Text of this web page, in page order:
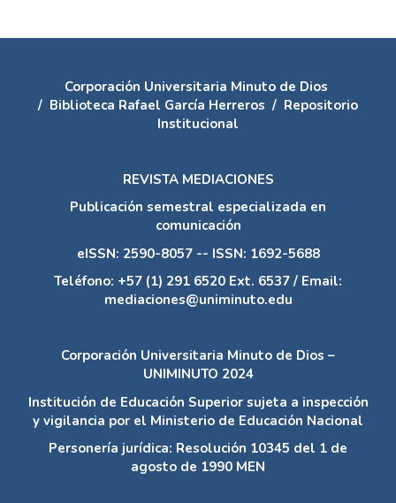
Corporación Universitaria Minuto de Dios
/ Biblioteca Rafael García Herreros / Repositorio
Institucional
REVISTA MEDIACIONES
Publicación semestral especializada en
comunicación
eISSN: 2590-8057 -- ISSN: 1692-5688
Teléfono: +57 (1) 291 6520 Ext. 6537 / Email:
mediaciones@uniminuto.edu
Corporación Universitaria Minuto de Dios –
UNIMINUTO 2024
Institución de Educación Superior sujeta a inspección
y vigilancia por el Ministerio de Educación Nacional
Personería jurídica: Resolución 10345 del 1 de
agosto de 1990 MEN